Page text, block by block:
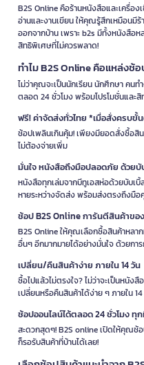
B2S Online คือร้านหนังสือและเครื่อ
อ่านและงานเขียน ให้คุณรู้สึกเหมือนมี
ออกจากบ้าน เพราะ b2s มีทั้งหนังสือ
สิทธิพิเศษที่ไม่ควรพลาด!
ทำไม B2S Online คือแหล่ง
ไม่ว่าคุณจะเป็นนักเรียน นักศึกษา คน
ตลอด 24 ชั่วโมง พร้อมโปรโมชั่นและ
ฟรี! ค่าจัดส่งทั่วไทย *เมื่อสั่งครบ
ช้อปเพลินเกินคุ้ม! เพียงมียอดสั่งซื้อสิ
ไม่ต้องจ่ายเพิ่ม
มั่นใจ หนังสือถึงมือปลอดภัย ด้วยบั
หนังสือทุกเล่มจากบีทูเอสห่อด้วยบับเ
หายระหว่างจัดส่ง พร้อมส่งตรงถึง
ช้อป B2S Online การันตีสินค้าขอ
B2S Online ให้คุณเลือกซื้อสินค้าหลา
อื่นๆ อีกมากมายได้อย่างมั่นใจ ด้วยก
เปลี่ยน/คืนสินค้าง่าย ภายใน 14 วัน
ซื้อไปแล้วไม่ตรงใจ? ไม่ว่าจะเป็นหนั
เปลี่ยนหรือคืนสินค้าได้ง่าย ๆ ภายใน
ช้อปออนไลน์ได้ตลอด 24 ชั่วโมง ทุก
สะดวกสุดๆ! B2S online เปิดให้คุณช้
ก็รอรับสินค้าที่บ้านได้เลย!